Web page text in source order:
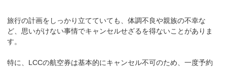
旅行の計画をしっかり立てていても、体調不良や親族の不幸な
ど、思いがけない事情でキャンセルせざるを得ないことがありま
す。
特に、LCCの航空券は基本的にキャンセル不可のため、一度予約